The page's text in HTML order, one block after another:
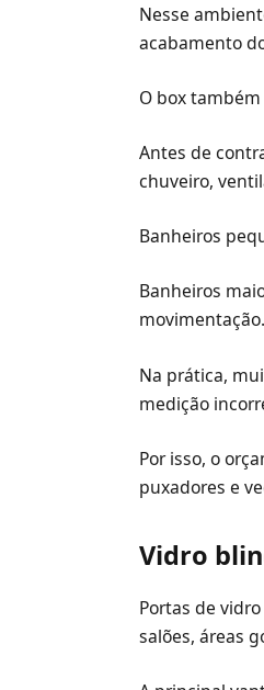
Nesse
acabamento
O box
Antes de
chuveiro,
Banheiros
Banheiros
movimentação.
Na prática,
medição
Por isso, o
puxadores e
Vidro
Portas de
salões, áreas